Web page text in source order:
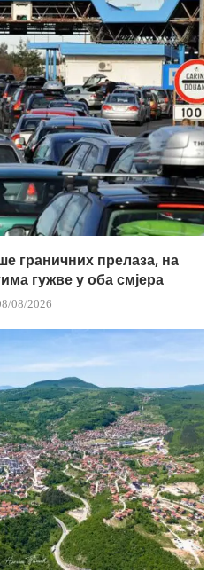
граничних прелаза, на
гужве у оба смјера
08/2026